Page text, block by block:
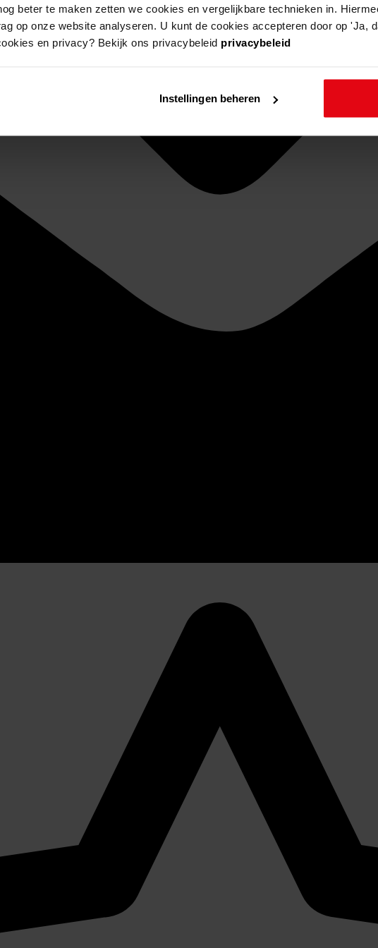
beter te maken zetten we cookies en vergelijkbare technieken in.
op onze website analyseren. U kunt de cookies accepteren door op 'Ja,
en privacy? Bekijk ons privacybeleid privacybeleid
Instellingen beheren